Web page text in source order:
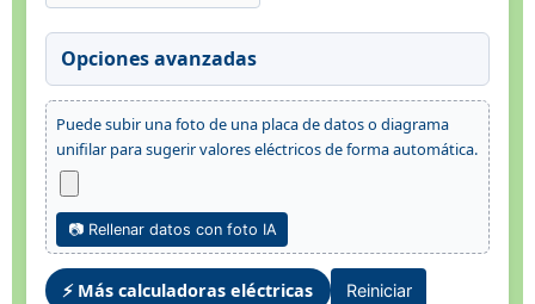
Opciones avanzadas
Puede subir una foto de una placa de datos o diagrama
unifilar para sugerir valores eléctricos de forma automática.
📷 Rellenar datos con foto IA
⚡ Más calculadoras eléctricas Reiniciar